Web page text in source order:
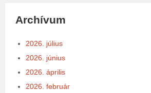
Archívum
2026. július
2026. június
2026. április
2026. február